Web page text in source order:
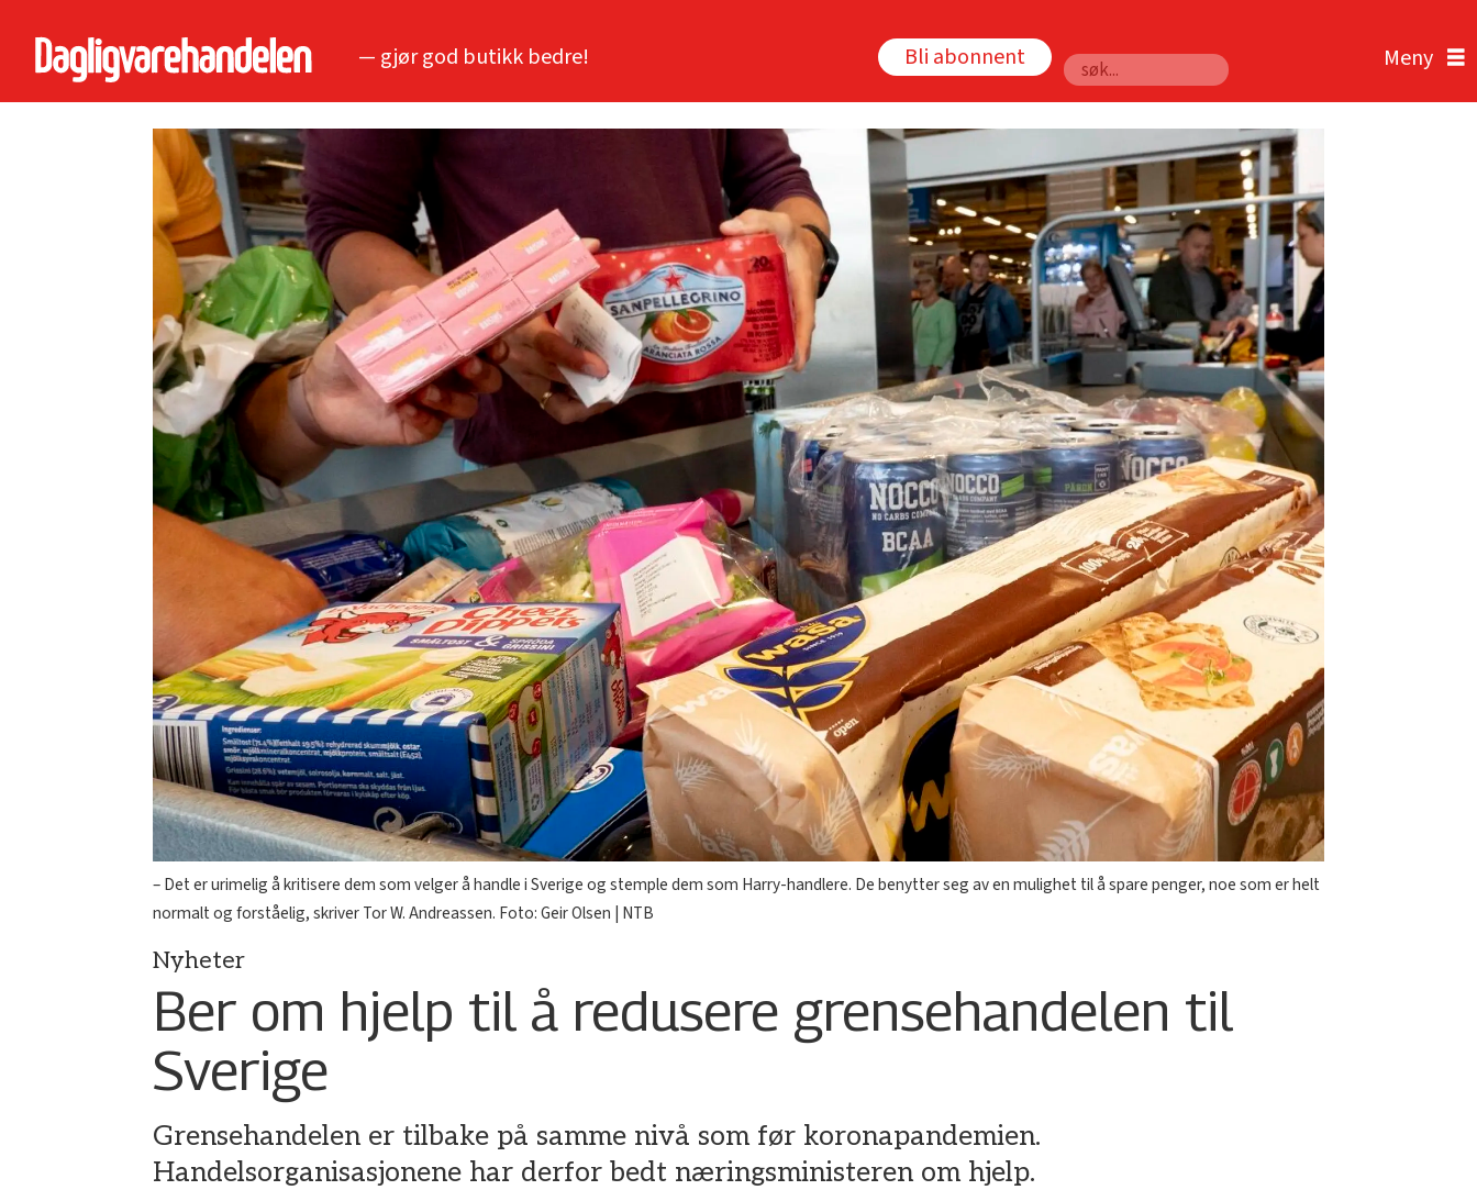
— gjør god butikk bedre! Bli abonnent
Søk
– Det er urimelig å kritisere dem som velger å handle i Sverige og stemple dem som Harry-handlere. De benytter seg av en mulighet til å spare penger, noe som er helt
normalt og forståelig, skriver Tor W. Andreassen. Foto: Geir Olsen | NTB
Nyheter
Ber om hjelp til å redusere grensehandelen til
Sverige
Grensehandelen er tilbake på samme nivå som før koronapandemien.
Handelsorganisasjonene har derfor bedt næringsministeren om hjelp.